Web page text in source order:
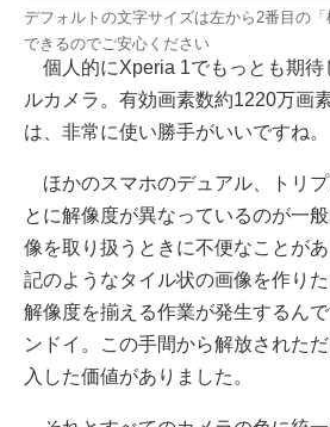
デフォルトの文字サイズは左から2番目の「
できるのでご安心ください
個人的にXperia 1でもっとも期待
ルカメラ。有効画素数約1220万画
は、非常に使い勝手がいいですね。
ほかのスマホのデュアル、トリ
とに解像度が異なっているのが一
像を取り扱うときに不便なことが
記のようなタイル状の画像を作り
解像度を揃える作業が発生するん
ンドイ。この手間から解放された
入した価値がありました。